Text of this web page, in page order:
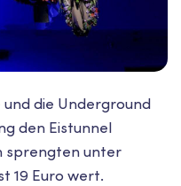
die Underground
den Eistunnel
sprengten unter
19 Euro wert.